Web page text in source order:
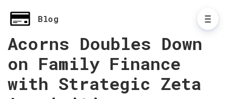
Blog
Acorns Doubles Down
on Family Finance
with Strategic Zeta